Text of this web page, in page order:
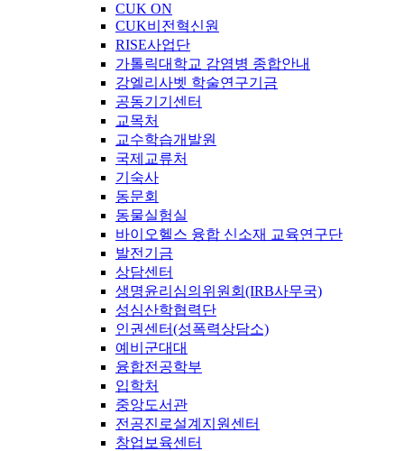
CUK ON
CUK비전혁신원
RISE사업단
가톨릭대학교 감염병 종합안내
강엘리사벳 학술연구기금
공동기기센터
교목처
교수학습개발원
국제교류처
기숙사
동문회
동물실험실
바이오헬스 융합 신소재 교육연구단
발전기금
상담센터
생명윤리심의위원회(IRB사무국)
성심산학협력단
인권센터(성폭력상담소)
예비군대대
융합전공학부
입학처
중앙도서관
전공진로설계지원센터
창업보육센터